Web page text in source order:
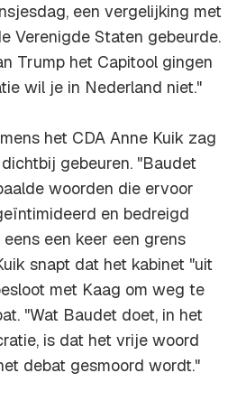
een vergelijking met
Verenigde Staten gebeurde.
Trump het Capitool gingen
wil je in Nederland niet."
het CDA Anne Kuik zag
gebeuren. "Baudet
woorden die ervoor
en bedreigd
een keer een grens
snapt dat het kabinet "uit
met Kaag om weg te
"Wat Baudet doet, in het
is dat het vrije woord
debat gesmoord wordt."